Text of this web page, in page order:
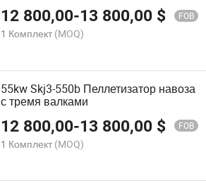
12 800,00-13 800,00 $ FOB
1 Комплект (MOQ)
55kw Skj3-550b Пеллетизатор навоза
с тремя валками
12 800,00-13 800,00 $ FOB
1 Комплект (MOQ)